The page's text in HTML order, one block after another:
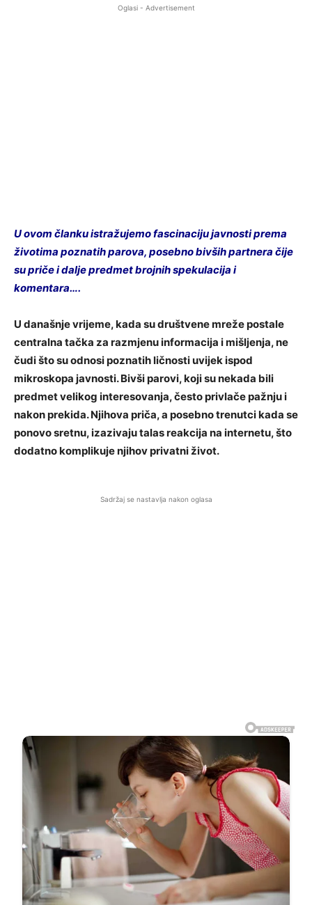
Oglasi - Advertisement
U ovom članku istražujemo fascinaciju javnosti prema
životima poznatih parova, posebno bivših partnera čije
su priče i dalje predmet brojnih spekulacija i
komentara….
U današnje vrijeme, kada su društvene mreže postale
centralna tačka za razmjenu informacija i mišljenja, ne
čudi što su odnosi poznatih ličnosti uvijek ispod
mikroskopa javnosti. Bivši parovi, koji su nekada bili
predmet velikog interesovanja, često privlače pažnju i
nakon prekida. Njihova priča, a posebno trenutci kada se
ponovo sretnu, izazivaju talas reakcija na internetu, što
dodatno komplikuje njihov privatni život.
Sadržaj se nastavlja nakon oglasa